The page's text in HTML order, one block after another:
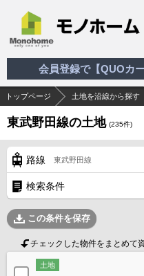
会員登録で【QUOカ
トップページ 土地を沿線から探す
東武野田線の土地 (235件)
路線 東武野田線
検索条件
この条件を保存
チェックした物件をまとめて
土地